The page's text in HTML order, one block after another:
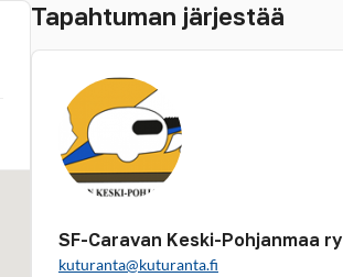
Tapahtuman järjestää
SF-Caravan Keski-Pohjanmaa ry
kuturanta@kuturanta.fi